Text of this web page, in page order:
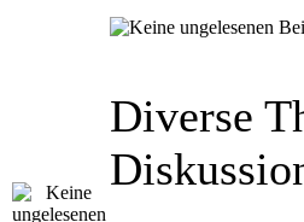
Diverse